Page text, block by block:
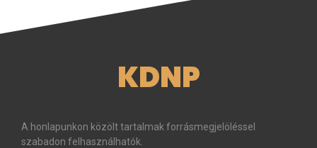
KDNP
A honlapunkon közölt tartalmak forrásmegjelöléssel
szabadon felhasználhatók.